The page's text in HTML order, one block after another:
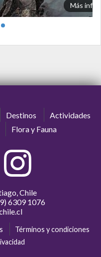
Más
Destinos
Actividades
Flora y Fauna
Chile
6309 1076
Términos y condiciones